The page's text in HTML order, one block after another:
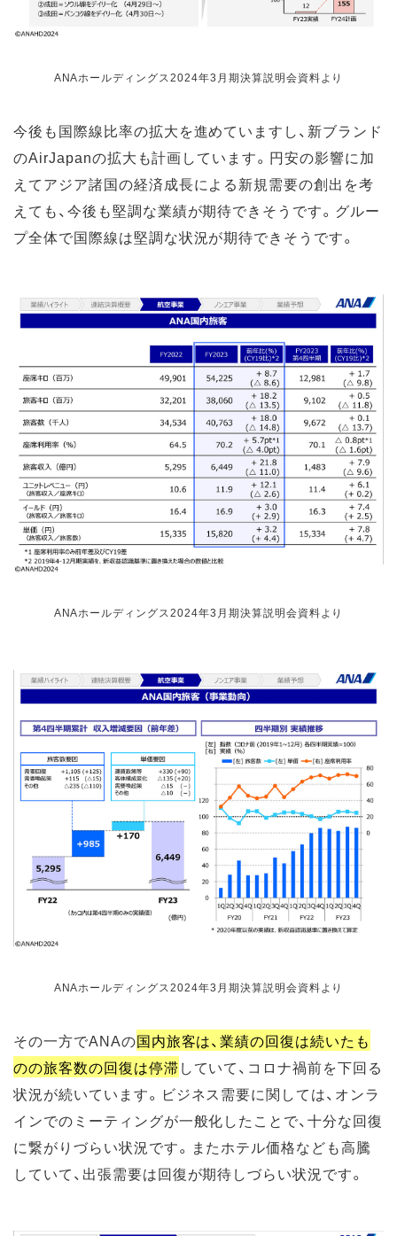
ANAホールディングス2024年3月期決算説明会資料より
今後も国際線比率の拡大を進めていますし、新ブランド
のAirJapanの拡大も計画しています。円安の影響に加
えてアジア諸国の経済成長による新規需要の創出を考
えても、今後も堅調な業績が期待できそうです。グルー
プ全体で国際線は堅調な状況が期待できそうです。
ANAホールディングス2024年3月期決算説明会資料より
ANAホールディングス2024年3月期決算説明会資料より
その一方でANAの国内旅客は、業績の回復は続いたも
のの旅客数の回復は停滞していて、コロナ禍前を下回る
状況が続いています。ビジネス需要に関しては、オンラ
インでのミーティングが一般化したことで、十分な回復
に繋がりづらい状況です。またホテル価格なども高騰
していて、出張需要は回復が期待しづらい状況です。